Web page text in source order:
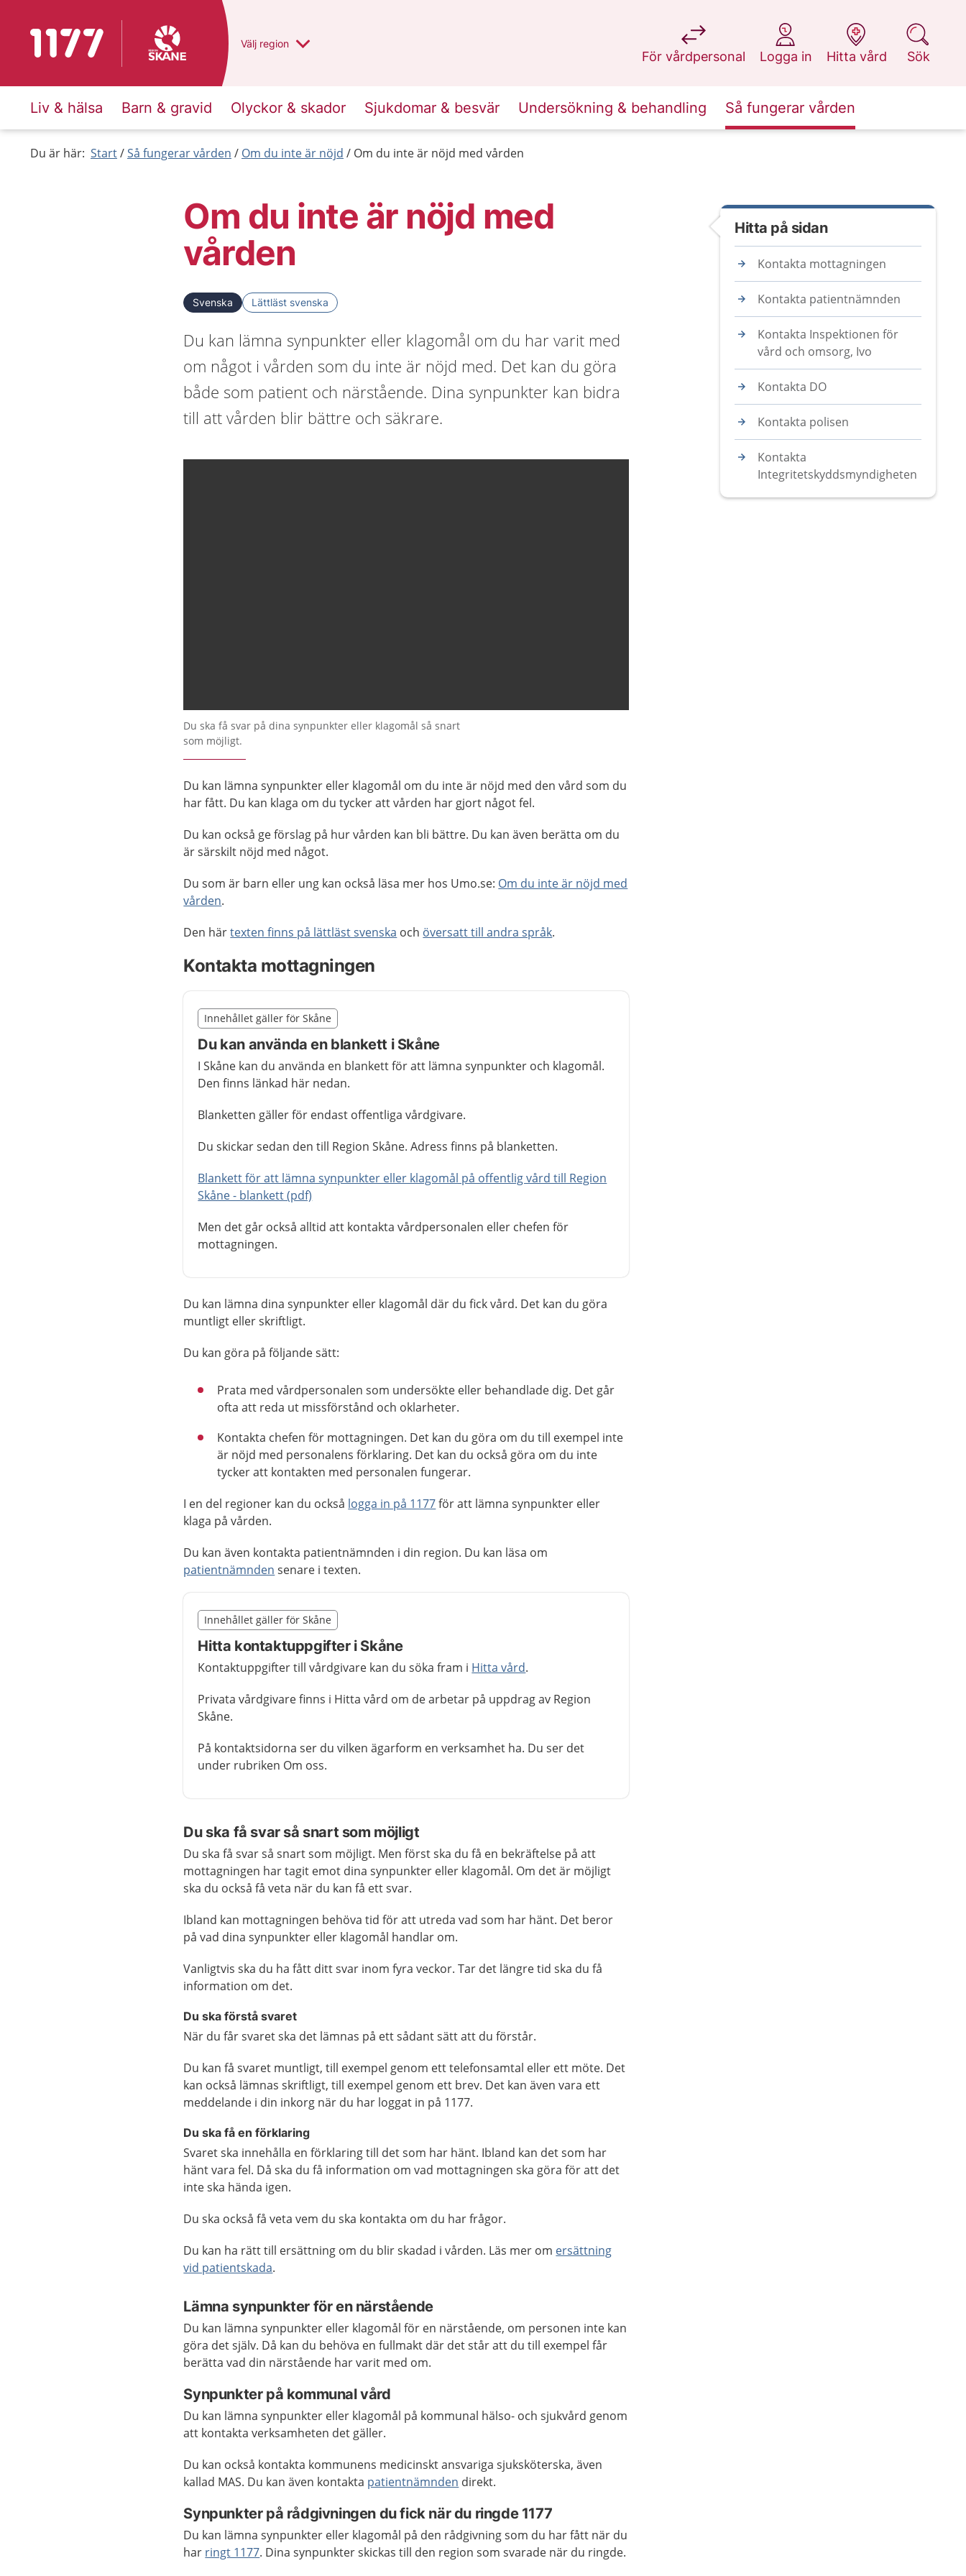
Till startsidan för 1177 Du har valt region
Välj en annan
region
För vårdpersonal
på 1177.se
Logga in
på 1177.se
Hitta vård
på 1177.se
Sök
på 1177.se
Liv & hälsa Barn & gravid Olyckor & skador Sjukdomar & besvär Undersökning & behandling Så fungerar vården
Du är här: Start Så fungerar vården Om du inte är nöjd Om du inte är nöjd med vården
Om du inte är nöjd med
vården
Svenska Lättläst svenska
Du kan lämna synpunkter eller klagomål om du har varit med
om något i vården som du inte är nöjd med. Det kan du göra
både som patient och närstående. Dina synpunkter kan bidra
till att vården blir bättre och säkrare.
Du ska få svar på dina synpunkter eller klagomål så snart
som möjligt.
Du kan lämna synpunkter eller klagomål om du inte är nöjd med den vård som du
har fått. Du kan klaga om du tycker att vården har gjort något fel.
Du kan också ge förslag på hur vården kan bli bättre. Du kan även berätta om du
är särskilt nöjd med något.
Du som är barn eller ung kan också läsa mer hos Umo.se: Om du inte är nöjd med
vården.
Den härtexten finns på lättläst svenska och översatt till andra språk.
Kontakta mottagningen
Nedan innehåll gäller region Skåne
Innehållet gäller för Skåne
Du kan använda en blankett i Skåne
I Skåne kan du använda en blankett för att lämna synpunkter och klagomål.
Den finns länkad här nedan.
Blanketten gäller för endast offentliga vårdgivare.
Du skickar sedan den till Region Skåne. Adress finns på blanketten.
Blankett för att lämna synpunkter eller klagomål på offentlig vård till Region
Skåne - blankett (pdf)
Men det går också alltid att kontakta vårdpersonalen eller chefen för
mottagningen.
Slut på det regionala tillägget från region Skåne
Du kan lämna dina synpunkter eller klagomål där du fick vård. Det kan du göra
muntligt eller skriftligt.
Du kan göra på följande sätt:
Prata med vårdpersonalen som undersökte eller behandlade dig. Det går
ofta att reda ut missförstånd och oklarheter.
Kontakta chefen för mottagningen. Det kan du göra om du till exempel inte
är nöjd med personalens förklaring. Det kan du också göra om du inte
tycker att kontakten med personalen fungerar.
I en del regioner kan du också logga in på 1177för att lämna synpunkter eller
klaga på vården.
Du kan även kontakta patientnämnden i din region. Du kan läsa om
patientnämnden senare i texten.
Nedan innehåll gäller region Skåne
Innehållet gäller för Skåne
Hitta kontaktuppgifter i Skåne
Kontaktuppgifter till vårdgivare kan du söka fram i Hitta vård.
Privata vårdgivare finns i Hitta vård om de arbetar på uppdrag av Region
Skåne.
På kontaktsidorna ser du vilken ägarform en verksamhet ha. Du ser det
under rubriken Om oss.
Slut på det regionala tillägget från region Skåne
Du ska få svar så snart som möjligt
Du ska få svar så snart som möjligt. Men först ska du få en bekräftelse på att
mottagningen har tagit emot dina synpunkter eller klagomål. Om det är möjligt
ska du också få veta när du kan få ett svar.
Ibland kan mottagningen behöva tid för att utreda vad som har hänt. Det beror
på vad dina synpunkter eller klagomål handlar om.
Vanligtvis ska du ha fått ditt svar inom fyra veckor. Tar det längre tid ska du få
information om det.
Du ska förstå svaret
När du får svaret ska det lämnas på ett sådant sätt att du förstår.
Du kan få svaret muntligt, till exempel genom ett telefonsamtal eller ett möte. Det
kan också lämnas skriftligt, till exempel genom ett brev. Det kan även vara ett
meddelande i din inkorg när du har loggat in på 1177.
Du ska få en förklaring
Svaret ska innehålla en förklaring till det som har hänt. Ibland kan det som har
hänt vara fel. Då ska du få information om vad mottagningen ska göra för att det
inte ska hända igen.
Du ska också få veta vem du ska kontakta om du har frågor.
Du kan ha rätt till ersättning om du blir skadad i vården. Läs mer om ersättning
vid patientskada.
Lämna synpunkter för en närstående
Du kan lämna synpunkter eller klagomål för en närstående, om personen inte kan
göra det själv. Då kan du behöva en fullmakt där det står att du till exempel får
berätta vad din närstående har varit med om.
Synpunkter på kommunal vård
Du kan lämna synpunkter eller klagomål på kommunal hälso- och sjukvård genom
att kontakta verksamheten det gäller.
Du kan också kontakta kommunens medicinskt ansvariga sjuksköterska, även
kallad MAS. Du kan även kontakta patientnämnden direkt.
Synpunkter på rådgivningen du fick när du ringde 1177
Du kan lämna synpunkter eller klagomål på den rådgivning som du har fått när du
har ringt 1177. Dina synpunkter skickas till den region som svarade när du ringde.
Hitta på sidan
Kontakta mottagningen
Kontakta patientnämnden
Kontakta Inspektionen för
vård och omsorg, Ivo
Kontakta DO
Kontakta polisen
Kontakta
Integritetskyddsmyndigheten